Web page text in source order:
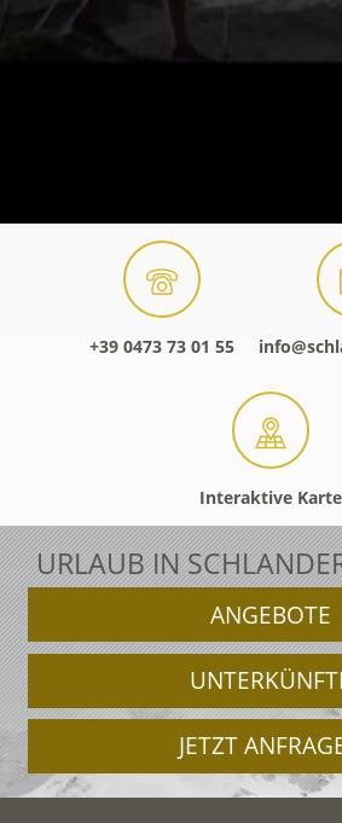
+39 0473 73 01 55
Interaktive Karte
URLAUB IN
ANGEBOTE
JETZT